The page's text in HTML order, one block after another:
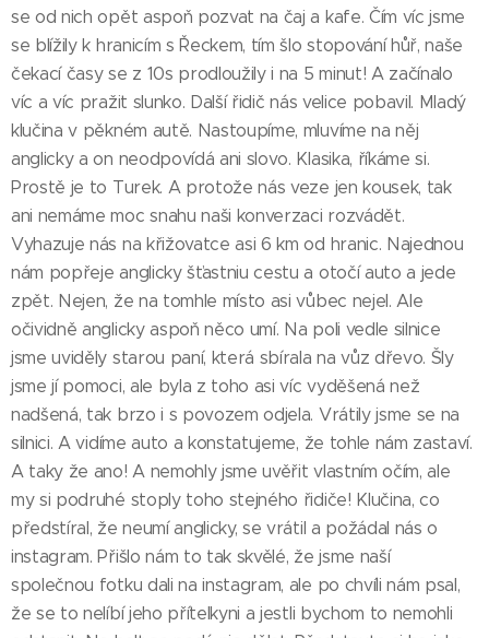
se od nich opět aspoň pozvat na čaj a kafe. Čím víc jsme
se blížily k hranicím s Řeckem, tím šlo stopování hůř, naše
čekací časy se z 10s prodloužily i na 5 minut! A začínalo
víc a víc pražit slunko. Další řidič nás velice pobavil. Mladý
klučina v pěkném autě. Nastoupíme, mluvíme na něj
anglicky a on neodpovídá ani slovo. Klasika, říkáme si.
Prostě je to Turek. A protože nás veze jen kousek, tak
ani nemáme moc snahu naši konverzaci rozvádět.
Vyhazuje nás na křižovatce asi 6 km od hranic. Najednou
nám popřeje anglicky šťastniu cestu a otočí auto a jede
zpět. Nejen, že na tomhle místo asi vůbec nejel. Ale
očividně anglicky aspoň něco umí. Na poli vedle silnice
jsme uviděly starou paní, která sbírala na vůz dřevo. Šly
jsme jí pomoci, ale byla z toho asi víc vyděšená než
nadšená, tak brzo i s povozem odjela. Vrátily jsme se na
silnici. A vidíme auto a konstatujeme, že tohle nám zastaví.
A taky že ano! A nemohly jsme uvěřit vlastním očím, ale
my si podruhé stoply toho stejného řidiče! Klučina, co
předstíral, že neumí anglicky, se vrátil a požádal nás o
instagram. Přišlo nám to tak skvělé, že jsme naší
společnou fotku dali na instagram, ale po chvíli nám psal,
že se to nelíbí jeho přítelkyni a jestli bychom to nemohli